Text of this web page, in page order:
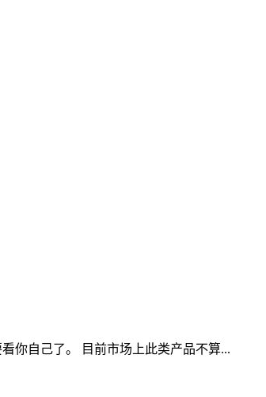
你自己了。 目前市场上此类产品不算...